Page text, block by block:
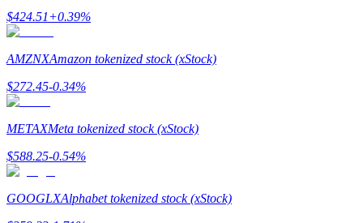
定投理财
$424.51+0.39%
AMZNXAmazon tokenized stock (xStock)
$272.45-0.34%
METAXMeta tokenized stock (xStock)
$588.25-0.54%
GOOGLXAlphabet tokenized stock (xStock)